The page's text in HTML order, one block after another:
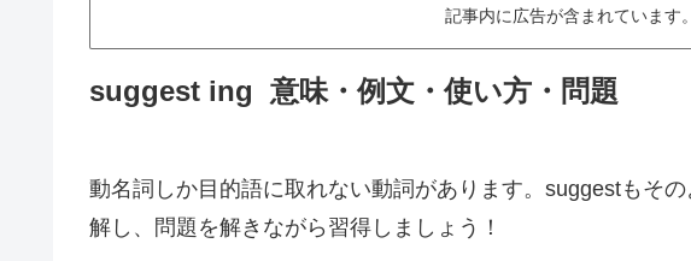
記事内に広告が含まれています。
suggest ing 意味・例文・使い方・問題
動名詞しか目的語に取れない動詞があります。suggestもそ
解し、問題を解きながら習得しましょう！